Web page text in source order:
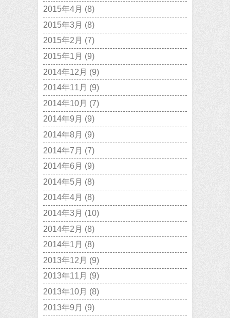
2015年4月 (8)
2015年3月 (8)
2015年2月 (7)
2015年1月 (9)
2014年12月 (9)
2014年11月 (9)
2014年10月 (7)
2014年9月 (9)
2014年8月 (9)
2014年7月 (7)
2014年6月 (9)
2014年5月 (8)
2014年4月 (8)
2014年3月 (10)
2014年2月 (8)
2014年1月 (8)
2013年12月 (9)
2013年11月 (9)
2013年10月 (8)
2013年9月 (9)